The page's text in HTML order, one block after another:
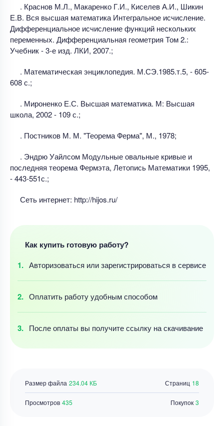
. Краснов М.Л., Макаренко Г.И., Киселев А.И., Шикин
Е.В. Вся высшая математика Интегральное исчисление.
Дифференциальное исчисление функций нескольких
переменных. Дифференциальная геометрия Том 2.:
Учебник - 3-е изд. ЛКИ, 2007.;
. Математическая энциклопедия. М.СЭ.1985.т.5, - 605-
608 с.;
. Мироненко Е.С. Высшая математика. М: Высшая
школа, 2002 - 109 с.;
. Постников М. М. "Теорема Ферма", М., 1978;
. Эндрю Уайлсом Модульные овальные кривые и
последняя теорема Фермэта, Летопись Математики 1995,
- 443-551с.;
Сеть интернет: http://hijos.ru/
Как купить готовую работу?
Авторизоваться или зарегистрироваться в сервисе
Оплатить работуудобнымспособом
После оплаты вы получите ссылку на скачивание
Страниц 18
Размер файла 234.04 КБ
Просмотров 435 Покупок 3